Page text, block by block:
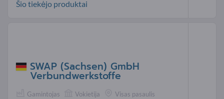
Šio tiekėjo produktai
SWAP (Sachsen) GmbH
Verbundwerkstoffe
Gamintojas Vokietija Visas pasaulis